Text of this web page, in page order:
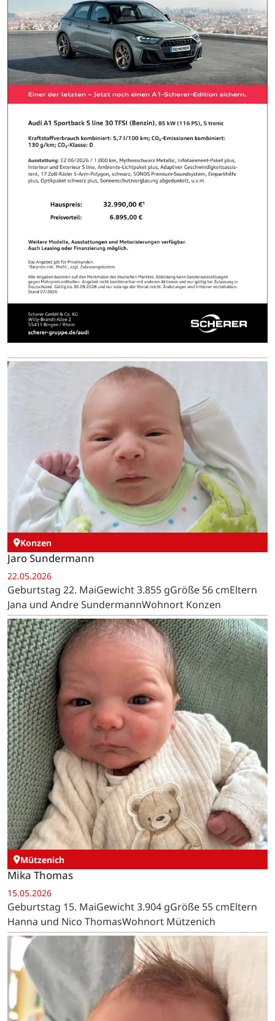
Konzen
Jaro Sundermann
22.05.2026
Geburtstag 22. MaiGewicht 3.855 gGröße 56 cmEltern
Jana und Andre SundermannWohnort Konzen
Mützenich
Mika Thomas
15.05.2026
Geburtstag 15. MaiGewicht 3.904 gGröße 55 cmEltern
Hanna und Nico ThomasWohnort Mützenich